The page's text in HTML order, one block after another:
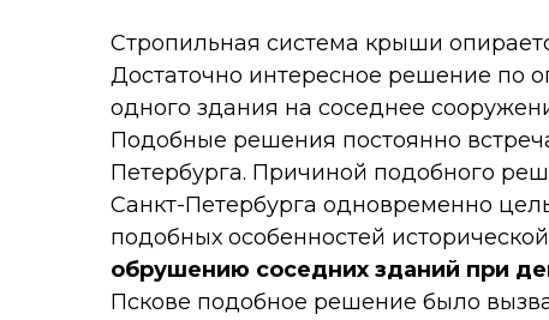
Стропильная система крыши
Достаточно интересное решение по
одного здания на соседнее
Подобные решения постоянно
Петербурга. Причиной подобного
Санкт-Петербурга одновременно
подобных особенностей
обрушению соседних зданий при
Пскове подобное решение было